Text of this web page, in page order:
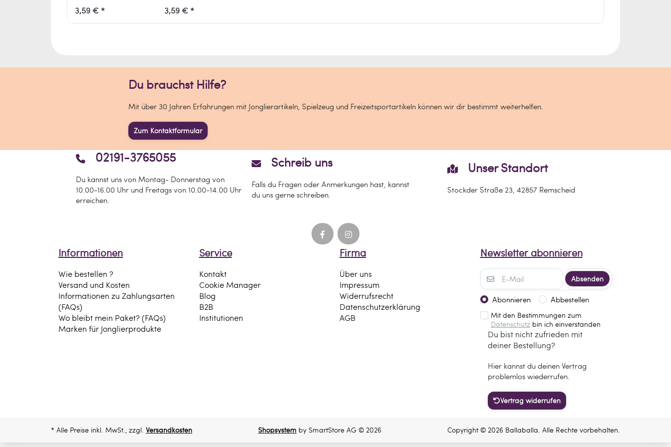
und exakten Auftrag.
3,59 € *
und exakten Auftrag.
3,59 € *
Du brauchst Hilfe?
Mit über 30 Jahren Erfahrungen mit Jonglierartikeln, Spielzeug und Freizeitsportartikeln können wir dir bestimmt weiterhelfen.
Zum Kontaktformular
Schreib uns
Falls du Fragen oder Anmerkungen hast, kannst
du uns gerne schreiben.
02191-3765055
Du kannst uns von Montag- Donnerstag von
10.00-16.00 Uhr und Freitags von 10.00-14.00 Uhr
erreichen.
Unser Standort
Stockder Straße 23, 42857 Remscheid
Informationen
Wie bestellen ?
Versand und Kosten
Informationen zu Zahlungsarten
(FAQs)
Wo bleibt mein Paket? (FAQs)
Marken für Jonglierprodukte
Service
Kontakt
Cookie Manager
Blog
B2B
Institutionen
Firma
Über uns
Impressum
Widerrufsrecht
Datenschutzerklärung
AGB
Newsletter abonnieren
Absenden
Abonnieren Abbestellen
Mit den Bestimmungen zum
Datenschutz bin ich einverstanden
Du bist nicht zufrieden mit
deiner Bestellung?
Hier kannst du deinen Vertrag
problemlos wiederrufen.
Vertrag widerrufen
* Alle Preise inkl. MwSt., zzgl. Versandkosten Shopsystem by SmartStore AG © 2026 Copyright © 2026 Ballaballa. Alle Rechte vorbehalten.